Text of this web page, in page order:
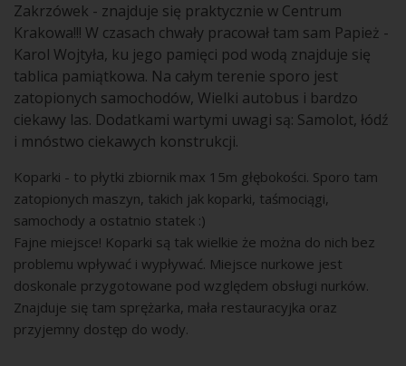
Zakrzówek - znajduje się praktycznie w Centrum
Krakowa!!! W czasach chwały pracował tam sam Papież -
Karol Wojtyła, ku jego pamięci pod wodą znajduje się
tablica pamiątkowa. Na całym terenie sporo jest
zatopionych samochodów, Wielki autobus i bardzo
ciekawy las. Dodatkami wartymi uwagi są: Samolot, łódź
i mnóstwo ciekawych konstrukcji.
Koparki - to płytki zbiornik max 15m głębokości. Sporo tam
zatopionych maszyn, takich jak koparki, taśmociągi,
samochody a ostatnio statek :)
Fajne miejsce! Koparki są tak wielkie że można do nich bez
problemu wpływać i wypływać. Miejsce nurkowe jest
doskonale przygotowane pod względem obsługi nurków.
Znajduje się tam sprężarka, mała restauracyjka oraz
przyjemny dostęp do wody.